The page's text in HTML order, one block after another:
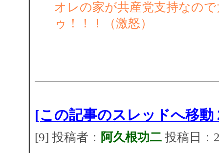
オレの家が共産党支持なの
ゥ！！！（激怒）
[この記事のスレッドへ移動
[9] 投稿者： 阿久根功二投稿日：